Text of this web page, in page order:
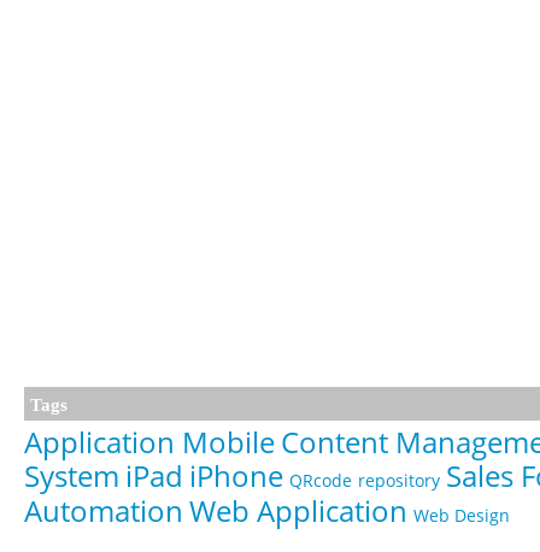
Tags
Application MobileContent
System iPad iPhone QRcode repository Sales
Automation Web Application Web Design